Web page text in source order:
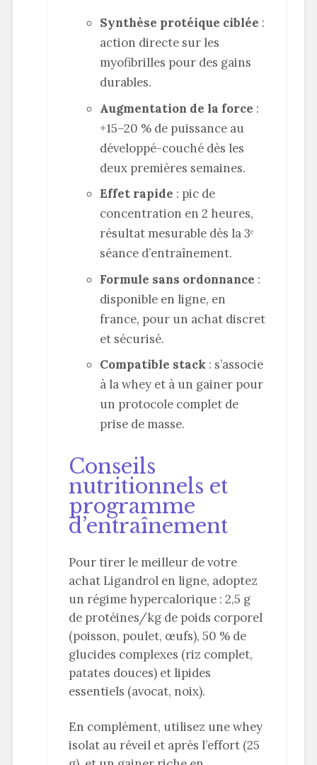
Synthèse protéique ciblée :
action directe sur les
myofibrilles pour des gains
durables.
Augmentation de la force :
+15–20 % de puissance au
développé-couché dès les
deux premières semaines.
Effet rapide : pic de
concentration en 2 heures,
résultat mesurable dès la 3ᵉ
séance d’entraînement.
Formule sans ordonnance :
disponible en ligne, en
france, pour un achat discret
et sécurisé.
Compatible stack: s’associe
à la whey et à un gainer pour
un protocole complet de
prise de masse.
Conseils
nutritionnels et
programme
d’entraînement
Pour tirer le meilleur de votre
achat Ligandrol en ligne, adoptez
un régime hypercalorique : 2,5 g
de protéines/kg de poids corporel
(poisson, poulet, œufs), 50 % de
glucides complexes (riz complet,
patates douces) et lipides
essentiels (avocat, noix).
En complément, utilisez une whey
isolat au réveil et après l’effort (25